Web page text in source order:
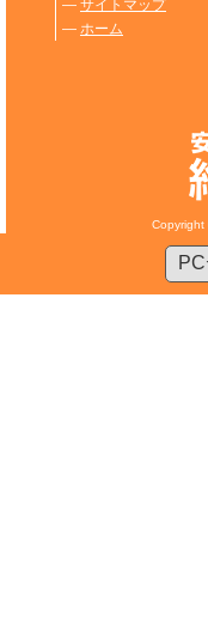
― サイトマップ
― ホーム
Copyright